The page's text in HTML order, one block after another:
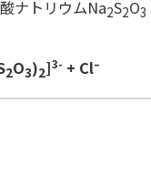
ナトリウムNa2S2O3
2O3)2]3- + Cl–